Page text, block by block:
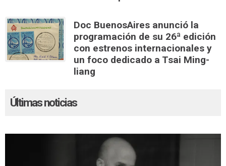
Doc BuenosAires anunció la
programación de su 26ª edición
con estrenos internacionales y
un foco dedicado a Tsai Ming-
liang
Últimas noticias